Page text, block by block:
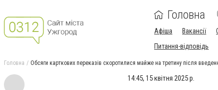
Головна
Афіша Вакансії
Питання-відповідь
Головна Обсяги карткових переказів скоротилися майже на третину після
14:45, 15 квітня 2025 р.